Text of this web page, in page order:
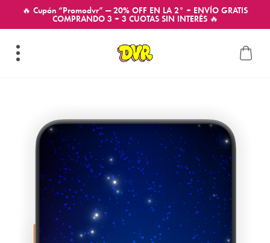
🔥 Cupón “Promodvr” — 20% OFF EN LA 2° + ENVÍO GRATIS
COMPRANDO 3 + 3 CUOTAS SIN INTERÉS 🔥